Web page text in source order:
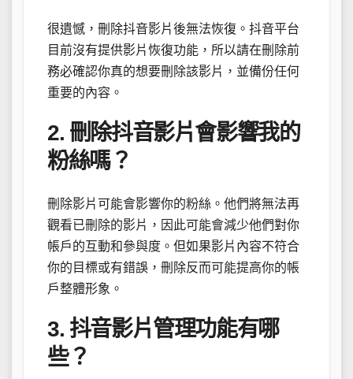
很遺憾，刪除抖音影片後無法恢復。抖音平台
目前沒有提供影片恢復功能，所以請在刪除前
務必確認你真的想要刪除該影片，並備份任何
重要的內容。
2. 刪除抖音影片會影響我的
粉絲嗎？
刪除影片可能會影響你的粉絲。他們將無法再
觀看已刪除的影片，因此可能會減少他們對你
帳戶的互動和參與度。但如果影片內容不符合
你的目標或有錯誤，刪除反而可能提高你的帳
戶整體形象。
3. 抖音影片管理功能有哪
些？